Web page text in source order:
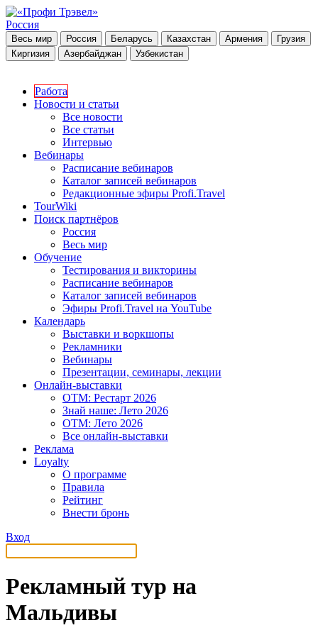
Россия
Весь мир Россия Беларусь Казахстан Армения
Грузия
Киргизия
Азербайджан Узбекистан
Работа
Новости и статьи
Все новости
Все статьи
Интервью
Вебинары
Расписание вебинаров
Каталог записей вебинаров
Редакционные эфиры Profi.Travel
TourWiki
Поиск партнёров
Россия
Весь мир
Обучение
Тестирования и викторины
Расписание вебинаров
Каталог записей вебинаров
Эфиры Profi.Travel на YouTube
Календарь
Выставки и воркшопы
Рекламники
Вебинары
Презентации, семинары, лекции
Онлайн-выставки
OTM: Рестарт 2026
Знай наше: Лето 2026
OTM: Лето 2026
Все онлайн-выставки
Реклама
Loyalty
О программе
Правила
Рейтинг
Внести бронь
Вход
Рекламный тур на
Мальдивы